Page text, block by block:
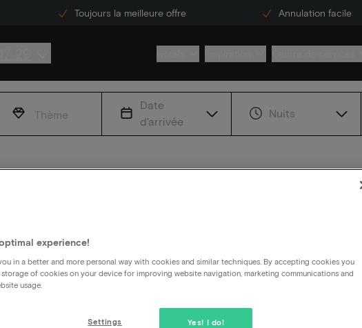
Toujours la meilleure offre Annulation facile
Thème
Date
d'arrivée
Nuits
experience!
in a better and more personal way with cookies and similar techniques. By accepting cookies you
of cookies on your device for improving website navigation, marketing communications and
usage.
Yes! I do!
Settings